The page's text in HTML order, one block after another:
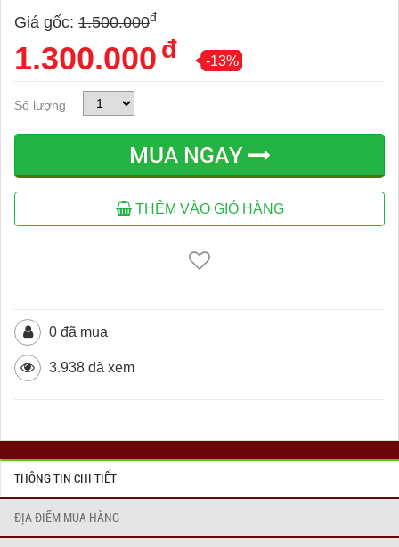
Giá gốc: 1.500.000đ
1.300.000 đ -13%
Số lượng
MUA NGAY
THÊM VÀO GIỎ HÀNG
0 đã mua
3.938 đã xem
THÔNG TIN CHI TIẾT
ĐỊA ĐIỂM MUA HÀNG